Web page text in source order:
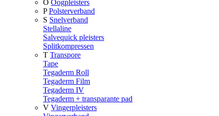
O Oogpleisters
P Polsterverband
S Snelverband
Stellaline
Salvequick pleisters
Splitkompressen
T Transpore
Tape
Tegaderm Roll
Tegaderm Film
Tegaderm IV
Tegaderm + transparante pad
V Vingerpleisters